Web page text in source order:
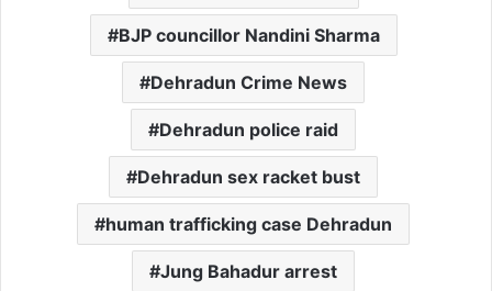
BJP councillor Nandini Sharma
Dehradun Crime News
Dehradun police raid
Dehradun sex racket bust
human trafficking case Dehradun
Jung Bahadur arrest